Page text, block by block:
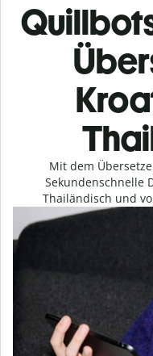
Mit dem
Sekundenschnelle
Thailändisch und